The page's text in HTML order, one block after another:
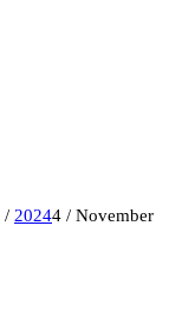
/ 20244 / November